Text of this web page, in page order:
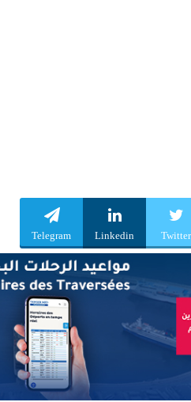
Twitter
Linkedin
Telegram